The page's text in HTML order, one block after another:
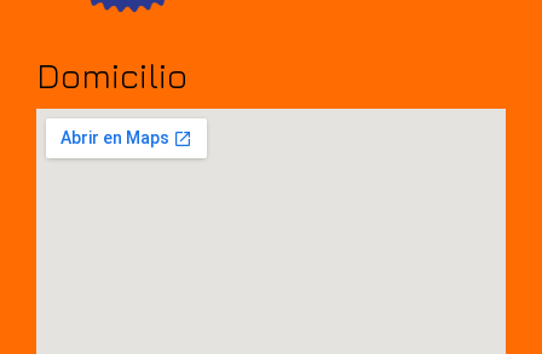
Domicilio